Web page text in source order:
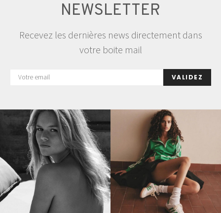
NEWSLETTER
Recevez les dernières news directement dans
votre boite mail
VALIDEZ